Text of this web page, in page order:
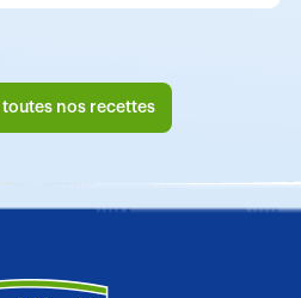
toutes nos recettes